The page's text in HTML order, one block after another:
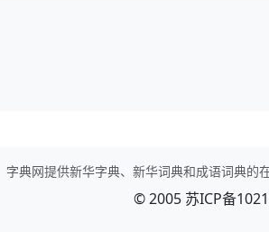
字典网提供新华字典、新华词典和成语词典的
© 2005 苏ICP备